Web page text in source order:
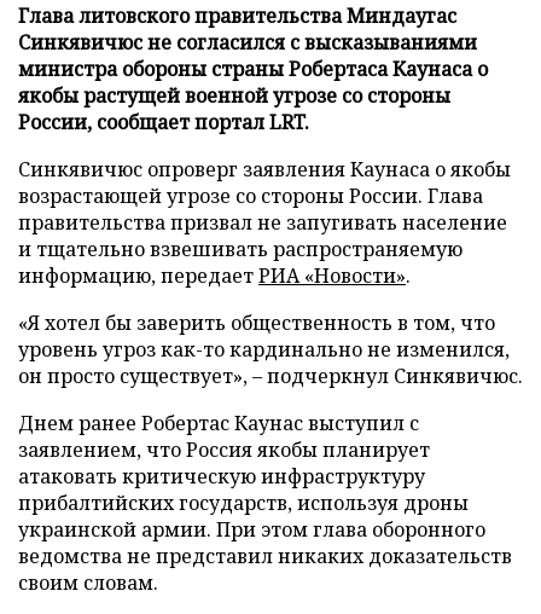
Глава литовского правительства Миндаугас
Синкявичюс не согласился с высказываниями
министра обороны страны Робертаса Каунаса о
якобы растущей военной угрозе со стороны
России, сообщает портал LRT.
Синкявичюс опроверг заявления Каунаса о якобы
возрастающей угрозе со стороны России. Глава
правительства призвал не запугивать население
и тщательно взвешивать распространяемую
информацию, передаетРИА «Новости».
«Я хотел бы заверить общественность в том, что
уровень угроз как-то кардинально не изменился,
он просто существует», – подчеркнул Синкявичюс.
Днем ранее Робертас Каунас выступил с
заявлением, что Россия якобы планирует
атаковать критическую инфраструктуру
прибалтийских государств, используя дроны
украинской армии. При этом глава оборонного
ведомства не представил никаких доказательств
своим словам.